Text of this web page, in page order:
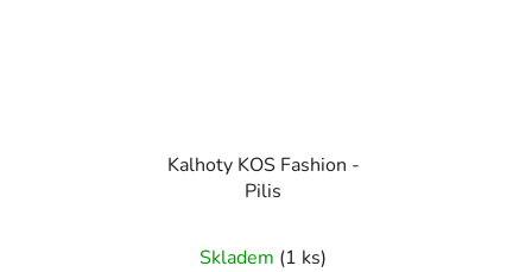
Kalhoty KOS Fashion -
Pilis
Skladem (1 ks)